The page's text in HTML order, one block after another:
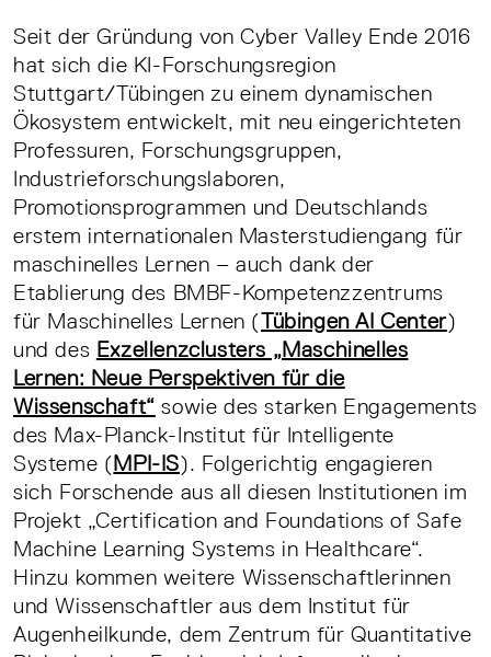
Seit der Gründung von Cyber Valley Ende 2016
hat sich die KI-Forschungsregion
Stuttgart/Tübingen zu einem dynamischen
Ökosystem entwickelt, mit neu eingerichteten
Professuren, Forschungsgruppen,
Industrieforschungslaboren,
Promotionsprogrammen und Deutschlands
erstem internationalen Masterstudiengang für
maschinelles Lernen – auch dank der
Etablierung des BMBF-Kompetenzzentrums
für Maschinelles Lernen (Tübingen AI Center)
und des Exzellenzclusters „Maschinelles
Lernen: Neue Perspektiven für die
Wissenschaft“ sowie des starken Engagements
des Max-Planck-Institut für Intelligente
Systeme (MPI-IS). Folgerichtig engagieren
sich Forschende aus all diesen Institutionen im
Projekt „Certification and Foundations of Safe
Machine Learning Systems in Healthcare“.
Hinzu kommen weitere Wissenschaftlerinnen
und Wissenschaftler aus dem Institut für
Augenheilkunde, dem Zentrum für Quantitative